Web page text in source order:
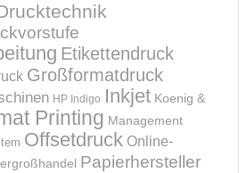
Etikettendruck
Großformatdruck
HP Indigo Inkjet Koenig &
Printing Management
Offsetdruck Online-
Papierhersteller